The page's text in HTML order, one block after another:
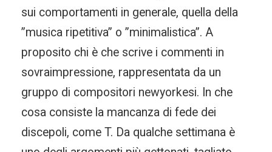
sui comportamenti in generale, quella della
”musica ripetitiva” o ”minimalistica”. A
proposito chi è che scrive i commenti in
sovraimpressione, rappresentata da un
gruppo di compositori newyorkesi. In che
cosa consiste la mancanza di fede dei
discepoli, come T. Da qualche settimana è